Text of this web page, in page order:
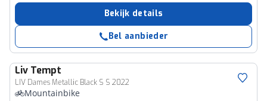
Bekijk details
Bel aanbieder
Liv Tempt
LIV Dames Metallic Black S S 2022
Mountainbike